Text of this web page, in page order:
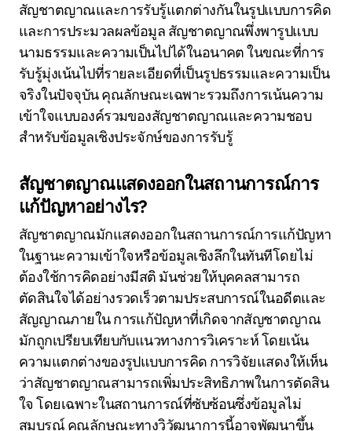
สัญชาตญาณและการรับรู้แตกต่างกันในรูปแบบการคิด
และการประมวลผลข้อมูล สัญชาตญาณพึ่งพารูปแบบ
นามธรรมและความเป็นไปได้ในอนาคต ในขณะที่การ
รับรู้มุ่งเน้นไปที่รายละเอียดที่เป็นรูปธรรมและความเป็น
จริงในปัจจุบัน คุณลักษณะเฉพาะรวมถึงการเน้นความ
เข้าใจแบบองค์รวมของสัญชาตญาณและความชอบ
สำหรับข้อมูลเชิงประจักษ์ของการรับรู้
สัญชาตญาณแสดงออกในสถานการณ์การ
แก้ปัญหาอย่างไร?
สัญชาตญาณมักแสดงออกในสถานการณ์การแก้ปัญหา
ในฐานะความเข้าใจหรือข้อมูลเชิงลึกในทันทีโดยไม่
ต้องใช้การคิดอย่างมีสติ มันช่วยให้บุคคลสามารถ
ตัดสินใจได้อย่างรวดเร็วตามประสบการณ์ในอดีตและ
สัญญาณภายใน การแก้ปัญหาที่เกิดจากสัญชาตญาณ
มักถูกเปรียบเทียบกับแนวทางการวิเคราะห์ โดยเน้น
ความแตกต่างของรูปแบบการคิด การวิจัยแสดงให้เห็น
ว่าสัญชาตญาณสามารถเพิ่มประสิทธิภาพในการตัดสิน
ใจ โดยเฉพาะในสถานการณ์ที่ซับซ้อนซึ่งข้อมูลไม่
สมบูรณ์ คุณลักษณะทางวิวัฒนาการนี้อาจพัฒนาขึ้น